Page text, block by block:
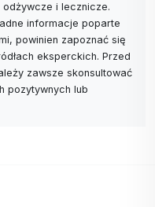
odżywcze i lecznicze.
informacje poparte
powinien zapoznać się
eksperckich. Przed
zawsze skonsultować
pozytywnych lub